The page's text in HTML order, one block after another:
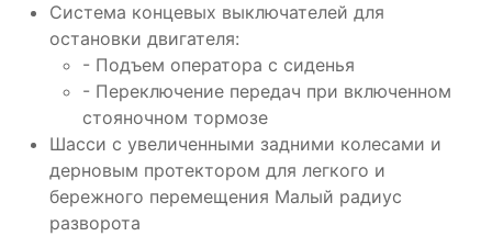
Система концевых выключателей для
остановки двигателя:
- Подъем оператора с сиденья
- Переключение передач при включенном
стояночном тормозе
Шасси с увеличенными задними колесами и
дерновым протектором для легкого и
бережного перемещения Малый радиус
разворота